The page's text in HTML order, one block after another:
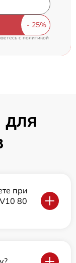
cполитикой
при
80